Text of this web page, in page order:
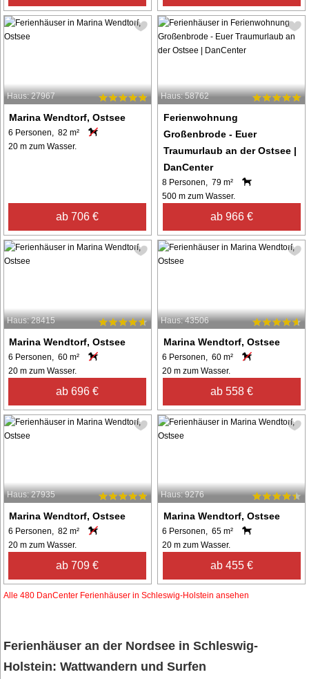
Haus: 27967
Marina Wendtorf, Ostsee
6 Personen, 82 m²
20 m zum Wasser.
ab 706 €
Haus: 58762
Ferienwohnung
Großenbrode - Euer
Traumurlaub an der Ostsee |
DanCenter
8 Personen, 79 m²
500 m zum Wasser.
ab 966 €
Haus: 28415
Marina Wendtorf, Ostsee
6 Personen, 60 m²
20 m zum Wasser.
ab 696 €
Haus: 43506
Marina Wendtorf, Ostsee
6 Personen, 60 m²
20 m zum Wasser.
ab 558 €
Haus: 27935
Marina Wendtorf, Ostsee
6 Personen, 82 m²
20 m zum Wasser.
ab 709 €
Haus: 9276
Marina Wendtorf, Ostsee
6 Personen, 65 m²
20 m zum Wasser.
ab 455 €
Alle 480 DanCenter Ferienhäuser in Schleswig-Holstein ansehen
Ferienhäuser an der Nordsee in Schleswig-
Holstein: Wattwandern und Surfen